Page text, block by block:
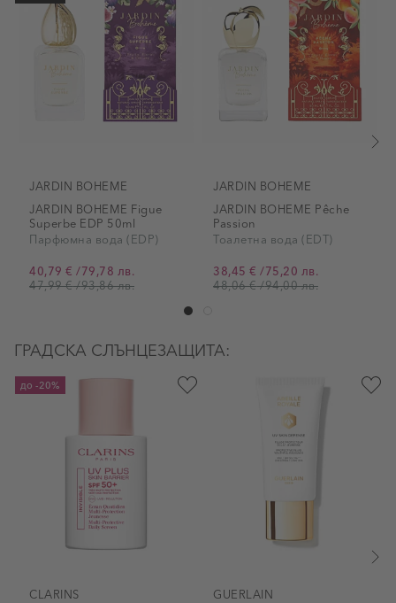
JARDIN BOHEME
JARDIN BOHEME Figue
Superbe EDP 50ml
Парфюмна вода (EDP)
Промо цена
40,79 € /79,78 лв.
47,99 €/93,86 лв.
JARDIN BOHEME
JARDIN BOHEME Рêche
Passion
Тоалетна вода (EDT)
Промо цена
38,45 € /75,20 лв.
48,06 €/94,00 лв.
ГРАДСКА СЛЪНЦЕЗАЩИТА:
до -20%
CLARINS
GUERLAIN